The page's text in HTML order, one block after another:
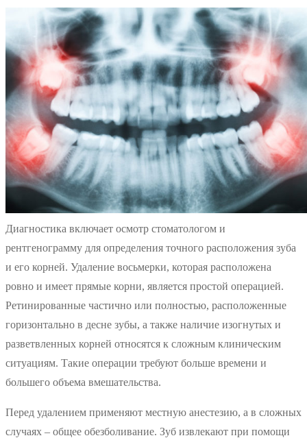
Диагностика включает осмотр стоматологом и
рентгенограмму для определения точного расположения зуба
и его корней. Удаление восьмерки, которая расположена
ровно и имеет прямые корни, является простой операцией.
Ретинированные частично или полностью, расположенные
горизонтально в десне зубы, а также наличие изогнутых и
разветвленных корней относятся к сложным клиническим
ситуациям. Такие операции требуют больше времени и
большего объема вмешательства.
Перед удалением применяют местную анестезию, а в сложных
случаях – общее обезболивание. Зуб извлекают при помощи